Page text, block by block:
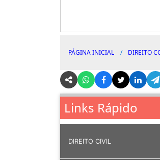
PÁGINA INICIAL DIREITO
Links Rápido
DIREITO CIVIL